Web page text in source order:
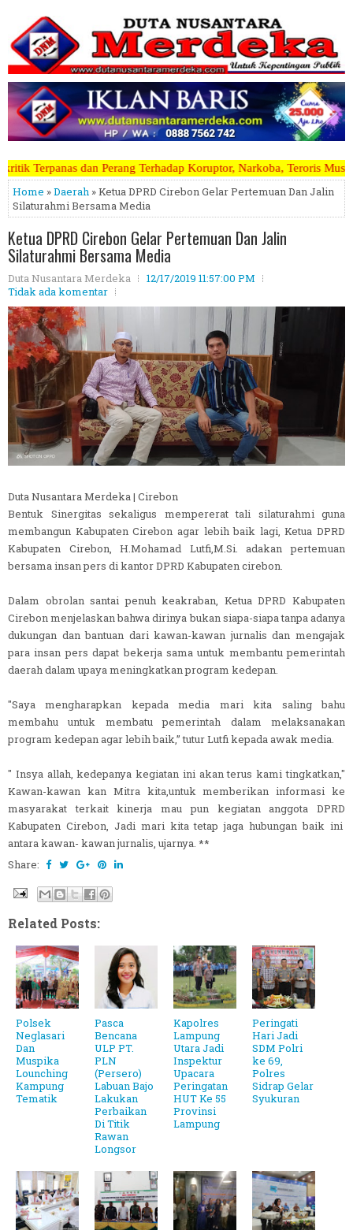
Koruptor, Narkoba, Teroris Musuh Rakyat ~~~~~>>>>>
Home »Daerah » Ketua DPRD Cirebon Gelar Pertemuan Dan Jalin
Silaturahmi Bersama Media
Ketua DPRD Cirebon Gelar Pertemuan Dan Jalin
Silaturahmi Bersama Media
Duta Nusantara Merdeka
12/17/2019 11:57:00 PM
Tidak ada komentar
Duta Nusantara Merdeka | Cirebon
Bentuk Sinergitas sekaligus mempererat tali silaturahmi guna
membangun Kabupaten Cirebon agar lebih baik lagi, Ketua DPRD
Kabupaten Cirebon, H.Mohamad Lutfi,M.Si. adakan pertemuan
bersama insan pers di kantor DPRD Kabupaten cirebon.
Dalam obrolan santai penuh keakraban, Ketua DPRD Kabupaten
Cirebon menjelaskan bahwa dirinya bukan siapa-siapa tanpa adanya
dukungan dan bantuan dari kawan-kawan jurnalis dan mengajak
para insan pers dapat bekerja sama untuk membantu pemerintah
daerah dalam upaya meningkatkan program kedepan.
"Saya mengharapkan kepada media mari kita saling bahu
membahu untuk membatu pemerintah dalam melaksanakan
program kedepan agar lebih baik,” tutur Lutfi kepada awak media.
" Insya allah, kedepanya kegiatan ini akan terus kami tingkatkan,"
Kawan-kawan kan Mitra kita,untuk memberikan informasi ke
masyarakat terkait kinerja mau pun kegiatan anggota DPRD
Kabupaten Cirebon, Jadi mari kita tetap jaga hubungan baik ini
antara kawan- kawan jurnalis, ujarnya. **
Share:
Related Posts:
Polsek
Neglasari
Dan
Muspika
Lounching
Kampung
Tematik
Pasca
Bencana
ULP PT.
PLN
(Persero)
Labuan Bajo
Lakukan
Perbaikan
Di Titik
Rawan
Longsor
Kapolres
Lampung
Utara Jadi
Inspektur
Upacara
Peringatan
HUT Ke 55
Provinsi
Lampung
Peringati
Hari Jadi
SDM Polri
ke 69,
Polres
Sidrap Gelar
Syukuran